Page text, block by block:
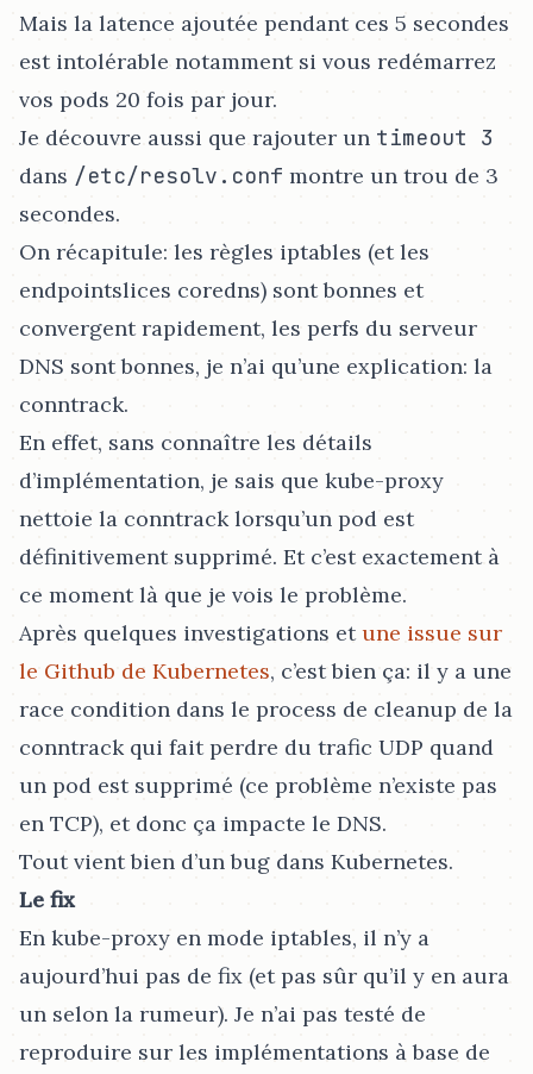
Mais la latence ajoutée pendant ces 5 secondes
est intolérable notamment si vous redémarrez
vos pods 20 fois par jour.
Je découvre aussi que rajouter un timeout 3
dans /etc/resolv.conf montre un trou de 3
secondes.
On récapitule: les règles iptables (et les
endpointslices coredns) sont bonnes et
convergent rapidement, les perfs du serveur
DNS sont bonnes, je n’ai qu’une explication: la
conntrack.
En effet, sans connaître les détails
d’implémentation, je sais que kube-proxy
nettoie la conntrack lorsqu’un pod est
définitivement supprimé. Et c’est exactement à
ce moment là que je vois le problème.
Après quelques investigations etune issue sur
le Github de Kubernetes, c’est bien ça: il y a une
race condition dans le process de cleanup de la
conntrack qui fait perdre du trafic UDP quand
un pod est supprimé (ce problème n’existe pas
en TCP), et donc ça impacte le DNS.
Tout vient bien d’un bug dans Kubernetes.
Le fix
En kube-proxy en mode iptables, il n’y a
aujourd’hui pas de fix (et pas sûr qu’il y en aura
un selon la rumeur). Je n’ai pas testé de
reproduire sur les implémentations à base de